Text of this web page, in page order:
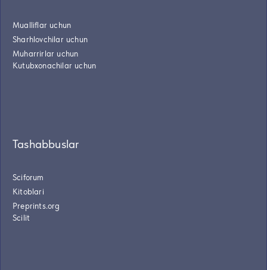
Mualliflar uchun
Sharhlovchilar uchun
Muharrirlar uchun
Kutubxonachilar uchun
Tashabbuslar
Sciforum
Kitoblari
Preprints.org
Scilit